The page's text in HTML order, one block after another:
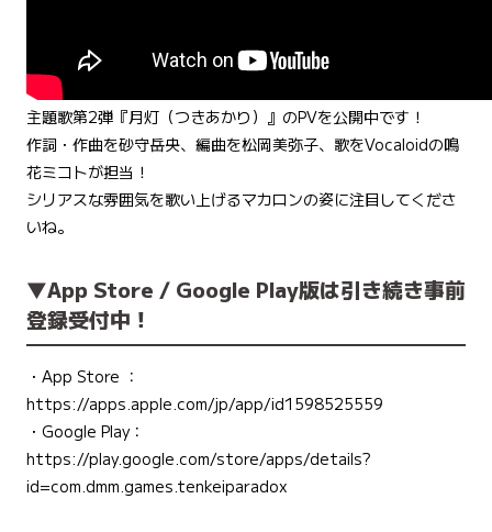
主題歌第2弾『月灯（つきあかり）』のPVを公開中です！
作詞・作曲を砂守岳央、編曲を松岡美弥子、歌をVocaloidの鳴
花ミコトが担当！
シリアスな雰囲気を歌い上げるマカロンの姿に注目してくださ
いね。
▼App Store / Google Play版は引き続き事前
登録受付中！
・App Store ：
https://apps.apple.com/jp/app/id1598525559
・Google Play：
https://play.google.com/store/apps/details?
id=com.dmm.games.tenkeiparadox